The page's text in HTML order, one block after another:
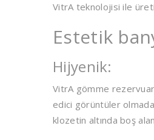
VitrA teknolojisi ile
Estetik
Hijyenik:
VitrA gömme
edici görüntüler
klozetin altında boş